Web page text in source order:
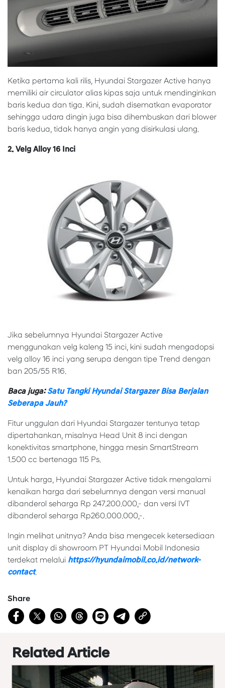
Ketika pertama kali rilis, Hyundai Stargazer Active hanya
memiliki air circulator alias kipas saja untuk mendinginkan
baris kedua dan tiga. Kini, sudah disematkan evaporator
sehingga udara dingin juga bisa dihembuskan dari blower
baris kedua, tidak hanya angin yang disirkulasi ulang.
2. Velg Alloy 16 Inci
Jika sebelumnya Hyundai Stargazer Active
menggunakan velg kaleng 15 inci, kini sudah mengadopsi
velg alloy 16 inci yang serupa dengan tipe Trend dengan
ban 205/55 R16.
Baca juga:Satu Tangki Hyundai Stargazer Bisa Berjalan
Seberapa Jauh?
Fitur unggulan dari Hyundai Stargazer tentunya tetap
dipertahankan, misalnya Head Unit 8 inci dengan
konektivitas smartphone, hingga mesin SmartStream
1.500 cc bertenaga 115 Ps.
Untuk harga, Hyundai Stargazer Active tidak mengalami
kenaikan harga dari sebelumnya dengan versi manual
dibanderol seharga Rp 247.200.000,- dan versi IVT
dibanderol seharga Rp260.000.000,-.
Ingin melihat unitnya? Anda bisa mengecek ketersediaan
unit display di showroom PT Hyundai Mobil Indonesia
terdekat melalui https://hyundaimobil.co.id/network-
contact.
Share
Related Article